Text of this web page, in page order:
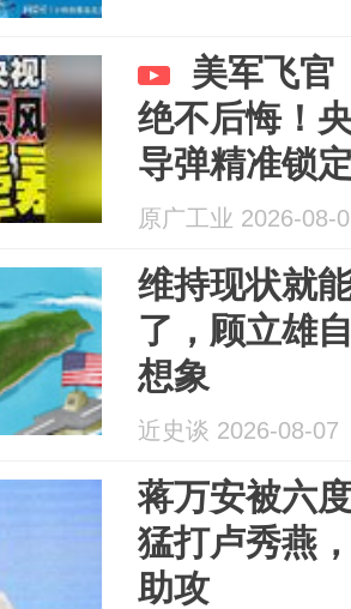
美军飞官
绝不后悔！
导弹精准锁
原广工业 2026-08-
维持现状就
了，顾立雄
想象
近史谈 2026-08-07
蒋万安被六
猛打卢秀燕
助攻